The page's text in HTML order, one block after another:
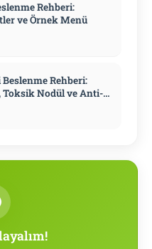
Rehberi:
ve Örnek Menü
Rehberi:
Toksik Nodül ve Anti-
Diyet